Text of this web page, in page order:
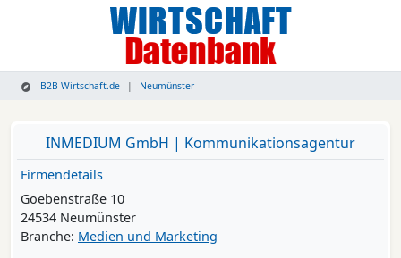
B2B-Wirtschaft.de Neumünster
INMEDIUM GmbH | Kommunikationsagentur
Firmendetails
Goebenstraße 10
24534 Neumünster
Branche: Medien und Marketing